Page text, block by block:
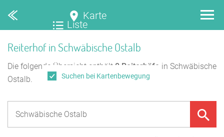
Karte
Liste
Reiterhof in Schwäbische Ostalb
Die folgende Übersicht enthält 0 Reiterhöfe in Schwäbische
Ostalb.
Suchen bei Kartenbewegung